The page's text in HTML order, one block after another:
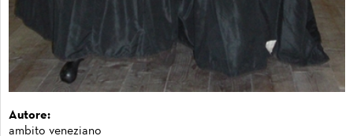
Autore:
ambito veneziano